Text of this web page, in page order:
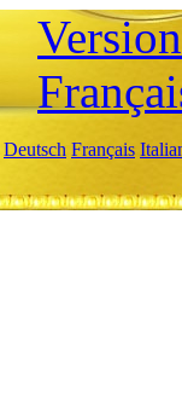
Deutsch Français